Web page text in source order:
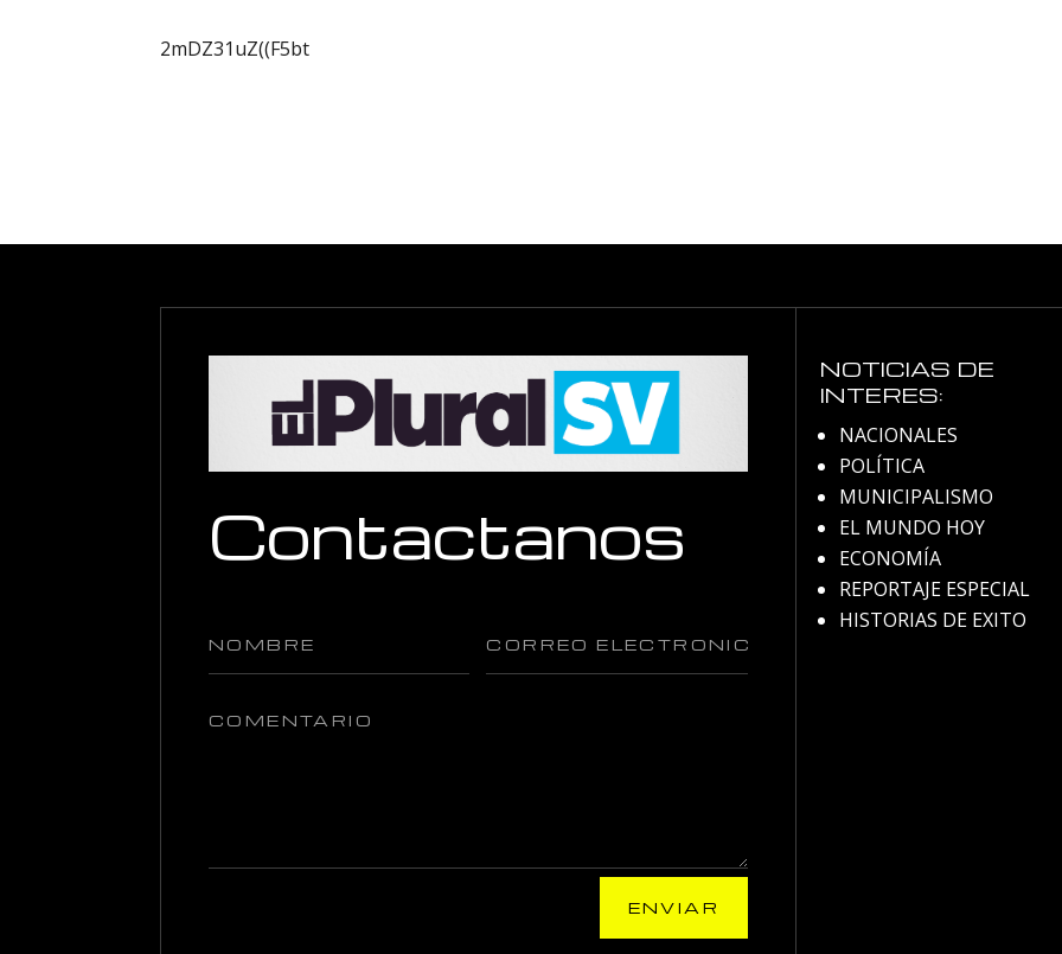
2mDZ31uZ((F5bt
Contactanos
ENVIAR
NOTICIAS DE
INTERES:
NACIONALES
POLÍTICA
MUNICIPALISMO
EL MUNDO HOY
ECONOMÍA
REPORTAJE ESPECIAL
HISTORIAS DE EXITO